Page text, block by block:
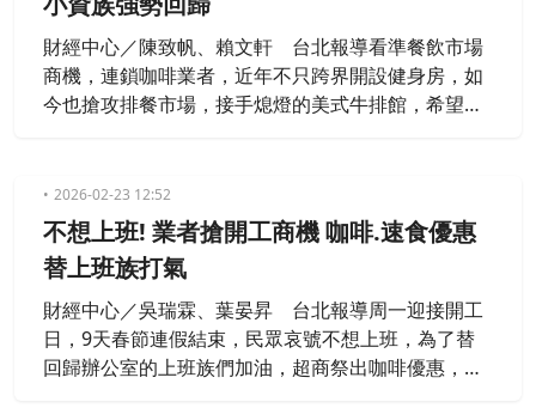
財經中心／陳致帆、賴文軒 台北報導看準餐飲市場
商機，連鎖咖啡業者，近年不只跨界開設健身房，如
今也搶攻排餐市場，接手熄燈的美式牛排館，希望以
2026-02-23 12:52
不想上班! 業者搶開工商機 咖啡.速食優惠
替上班族打氣
財經中心／吳瑞霖、葉晏昇 台北報導周一迎接開工
日，9天春節連假結束，民眾哀號不想上班，為了替
回歸辦公室的上班族們加油，超商祭出咖啡優惠，提